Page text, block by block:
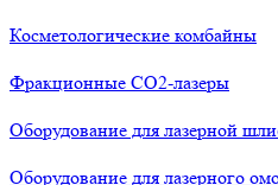
Косметологические комбайны
Фракционные СО2-лазеры
Оборудование для лазерной
Оборудование для лазерного